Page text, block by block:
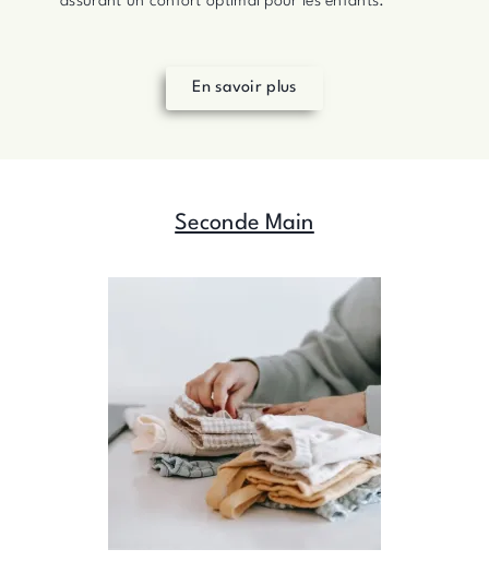
En savoir plus
Seconde Main